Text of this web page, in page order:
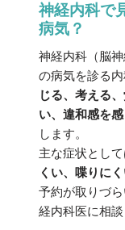
神経内科で
病気？
神経内科（脳
の病気を診る内
じる、考える
い、違和感を
します。
主な症状として
くい、喋りに
予約が取りづ
経内科医に相